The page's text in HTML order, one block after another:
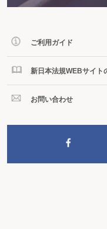
ご利用ガイド
新日本法規WEBサイト
お問い合わせ